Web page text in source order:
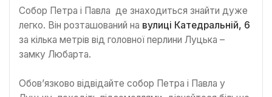
Собор Петра і Павла де знаходиться знайти дуже
легко. Він розташований на вулиці Катедральній, 6
за кілька метрів від головної перлини Луцька –
замку Любарта.
Обов’язково відвідайте собор Петра і Павла у